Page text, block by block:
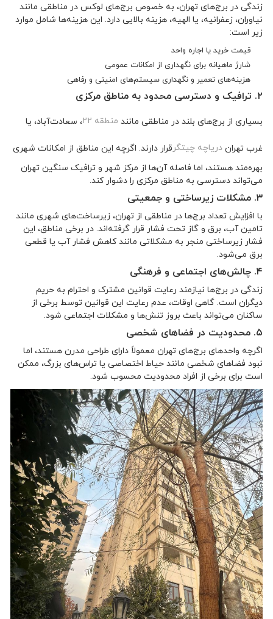
زندگی در برج‌های تهران، به خصوص برج‌های لوکس در مناطقی مانند
نیاوران، زعفرانیه، یا الهیه، هزینه بالایی دارد. این هزینه‌ها شامل موارد
زیر است:
قیمت خرید یا اجاره واحد
شارژ ماهیانه برای نگهداری از امکانات عمومی
هزینه‌های تعمیر و نگهداری سیستم‌های امنیتی و رفاهی
بسیاری از برج‌های بلند در مناطقی مانندمنطقه ۲۲ ، سعادت‌آباد، یا
غرب تهراندریاچه چیتگرقرار دارند. اگرچه این مناطق از امکانات شهری
بهره‌مند هستند، اما فاصله آن‌ها از مرکز شهر و ترافیک سنگین تهران
می‌تواند دسترسی به مناطق مرکزی را دشوار کند.
با افزایش تعداد برج‌ها در مناطقی از تهران، زیرساخت‌های شهری مانند
تامین آب، برق و گاز تحت فشار قرار گرفته‌اند. در برخی مناطق، این
فشار زیرساختی منجر به مشکلاتی مانند کاهش فشار آب یا قطعی
برق می‌شود.
زندگی در برج‌ها نیازمند رعایت قوانین مشترک و احترام به حریم
دیگران است. گاهی اوقات، عدم رعایت این قوانین توسط برخی از
ساکنان می‌تواند باعث بروز تنش‌ها و مشکلات اجتماعی شود.
اگرچه واحدهای برج‌های تهران معمولاً دارای طراحی مدرن هستند، اما
نبود فضاهای شخصی مانند حیاط اختصاصی یا تراس‌های بزرگ، ممکن
است برای برخی از افراد محدودیت محسوب شود.